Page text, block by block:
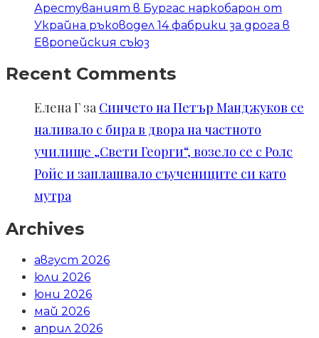
Арестуваният в Бургас наркобарон от
Украйна ръководел 14 фабрики за дрога в
Европейския съюз
Recent Comments
Елена Г за Синчето на Петър Манджуков се
наливало с бира в двора на частното
училище „Свети Георги“, возело се с Ролс
Ройс и заплашвало съучениците си като
мутра
Archives
август 2026
юли 2026
юни 2026
май 2026
април 2026